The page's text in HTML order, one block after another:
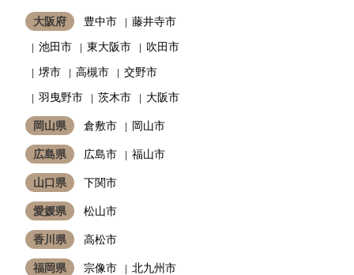
大阪府 豊中市
藤井寺市
池田市
東大阪市
吹田市
堺市
高槻市
交野市
羽曳野市
茨木市 大阪市
岡山県 倉敷市 岡山市
広島県 広島市 福山市
山口県 下関市
愛媛県 松山市
香川県 高松市
福岡県 宗像市
北九州市